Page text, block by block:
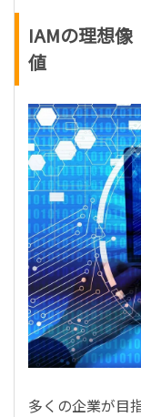
IAMの理想像
値
多くの企業が目